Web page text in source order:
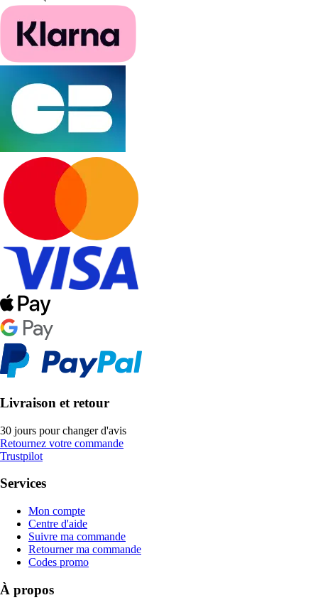
Livraison et retour
30 jours pour changer d'avis
Retournez votre commande
Trustpilot
Services
Mon compte
Centre d'aide
Suivre ma commande
Retourner ma commande
Codes promo
À propos